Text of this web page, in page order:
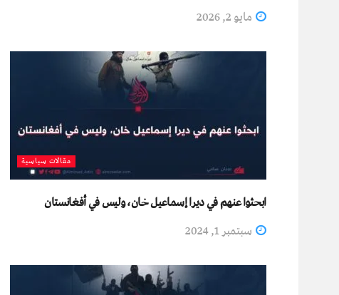
مايو 2, 2026
مقالات سياسية
ابحثوا عنهم في ديرا إسماعيل خان، وليس في أفغانستان
سبتمبر 1, 2024